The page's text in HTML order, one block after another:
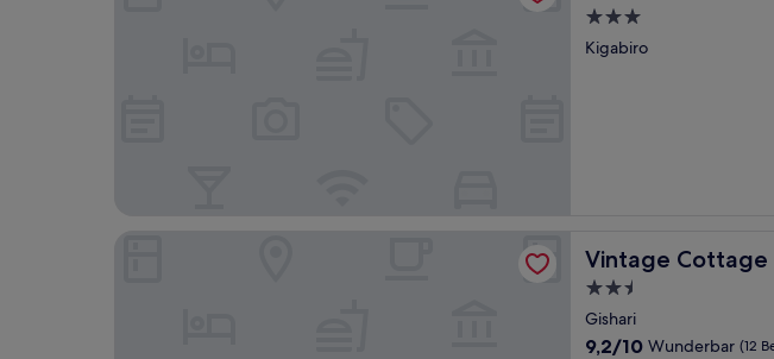
3.0-
Sterne-
Kigabiro
Vintage Cottage
Vintage Cottage
2.5-
Sterne-
Unterkunft
Gishari
9.2
9,2/10 Wunderbar (12